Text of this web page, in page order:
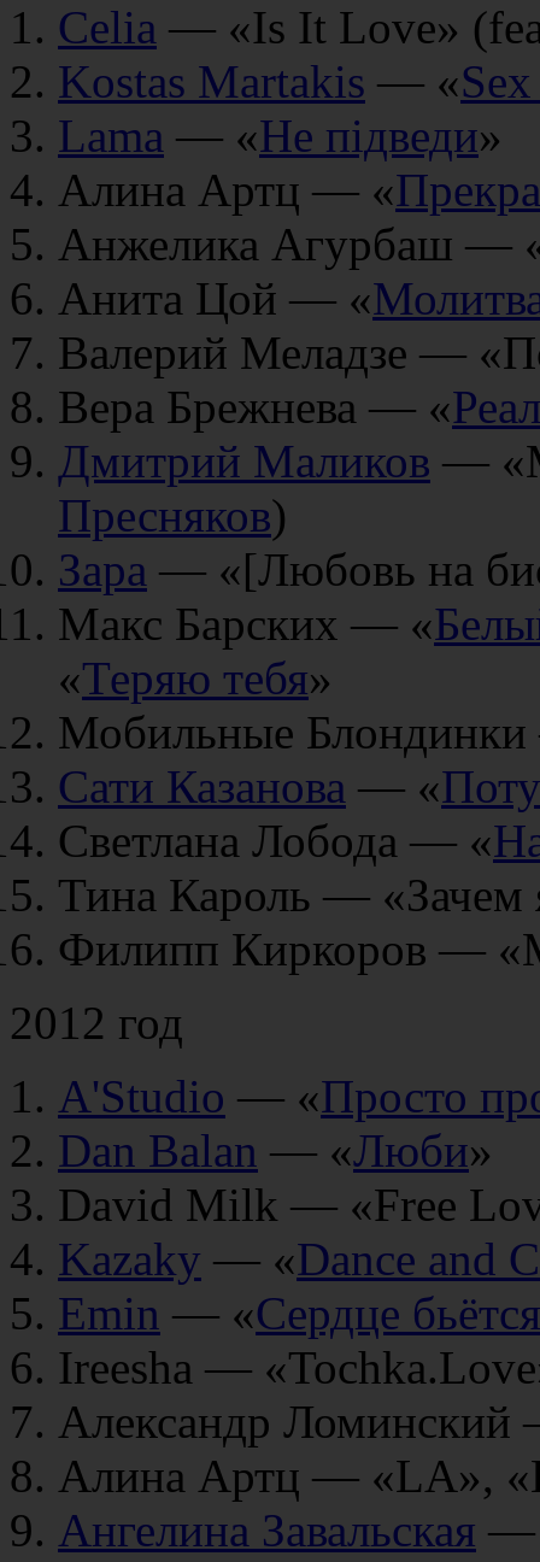
Celia — «Is It Love»
Kostas Martakis — «
Lama — «Не підведи»
Алина Артц — «
Анжелика Агурбаш —
Анита Цой — «
Валерий Меладзе —
Вера Брежнева — «
Дмитрий Маликов —
Пресняков)
Зара — «[Любовь на
Макс Барских — «
«Теряю тебя»
Мобильные
Сати Казанова — «
Светлана Лобода — «
Тина Кароль — «Зачем
Филипп Киркоров —
2012 год
A'Studio — «Просто
Dan Balan — «Люби»
David Milk — «Free
Kazaky — «Dance and
Emin — «Сердце бьётся
Ireesha —
Александр Ломинский
Алина Артц — «LA»,
Ангелина Завальская —